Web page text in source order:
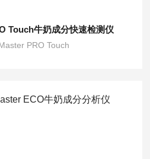
Touch牛奶成分快速检测仪
PRO Touch